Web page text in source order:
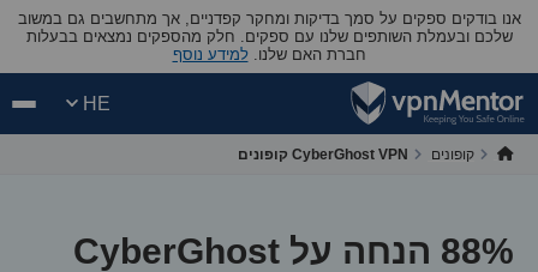
אנו בודקים ספקים על סמך בדיקות ומחקר קפדניים, אך מתחשבים גם במשוב
שלכם ובעמלת השותפים שלנו עם ספקים. חלק מהספקים נמצאים בבעלות
חברת האם שלנו.למידע נוסף
HE
קופונים CyberGhost VPN קופונים
88
% הנחה על CyberGhost